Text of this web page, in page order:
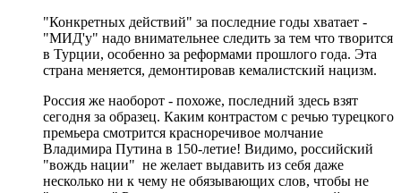
"Конкретных действий" за последние годы хватает -
"МИД'у" надо внимательнее следить за тем что творится
в Турции, особенно за реформами прошлого года. Эта
страна меняется, демонтировав кемалистский нацизм.
Россия же наоборот - похоже, последний здесь взят
сегодня за образец. Каким контрастом с речью турецкого
премьера смотрится красноречивое молчание
Владимира Путина в 150-летие! Видимо, российский
"вождь нации" не желает выдавить из себя даже
несколько ни к чему не обязывающих слов, чтобы не